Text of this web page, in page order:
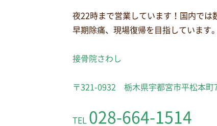
夜22時まで営業しています！国内では
早期除痛、現場復帰を目指しています
接骨院さわし
〒321-0932 栃木県宇都宮市平松本町
TEL 028-664-1514